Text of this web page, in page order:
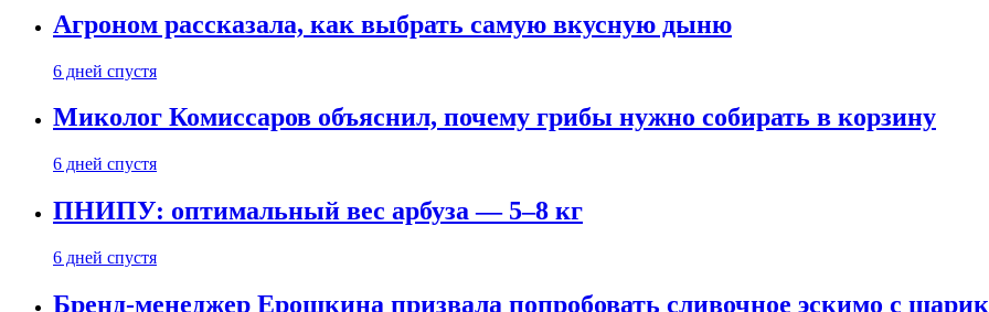
Агроном рассказала, как выбрать самую вкусную дыню
6 дней спустя
Миколог Комиссаров объяснил, почему грибы нужно собирать в корзину
6 дней спустя
ПНИПУ: оптимальный вес арбуза — 5–8 кг
6 дней спустя
Бренд-менеджер Ерошкина призвала попробовать сливочное эскимо с